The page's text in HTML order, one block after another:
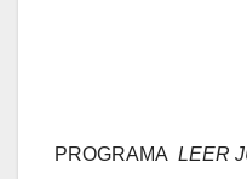
PROGRAMA LEER